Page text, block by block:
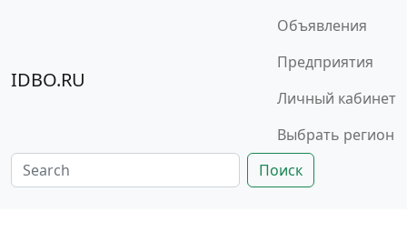
IDBO.RU
Объявления
Предприятия
Личный кабинет
Выбрать регион
Поиск